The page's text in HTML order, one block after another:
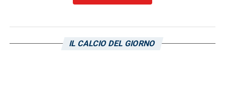
nostri problemi siamo lì in lotta, abbiamo
IL CALCIO DEL GIORNO